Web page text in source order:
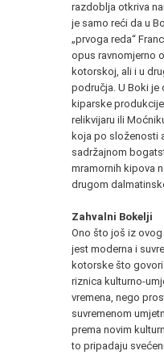
razdoblja otkriva
je samo reći da u
„prvoga reda“
opus ravnomjerno
kotorskoj, ali i u
područja. U Boki je
kiparske
relikvijaru ili
koja po složenosti
sadržajnom
mramornih kipova
drugom
Zahvalni Bokelji
Ono što još iz
jest moderna i
kotorske što
riznica kulturno-
vremena, nego
suvremenom
prema novim
to pripadaju